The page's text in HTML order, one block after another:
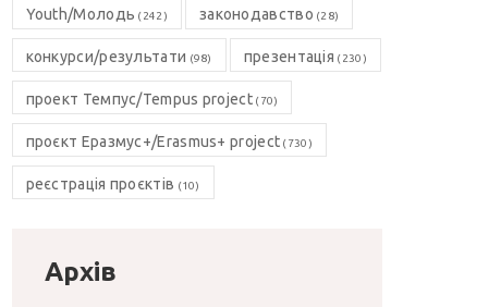
Youth/Молодь (242) законодавство (28)
конкурси/результати (98) презентація (230)
проект Темпус/Tempus project(70)
проєкт Еразмус+/Erasmus+ project (730)
реєстрація проєктів (10)
Архів